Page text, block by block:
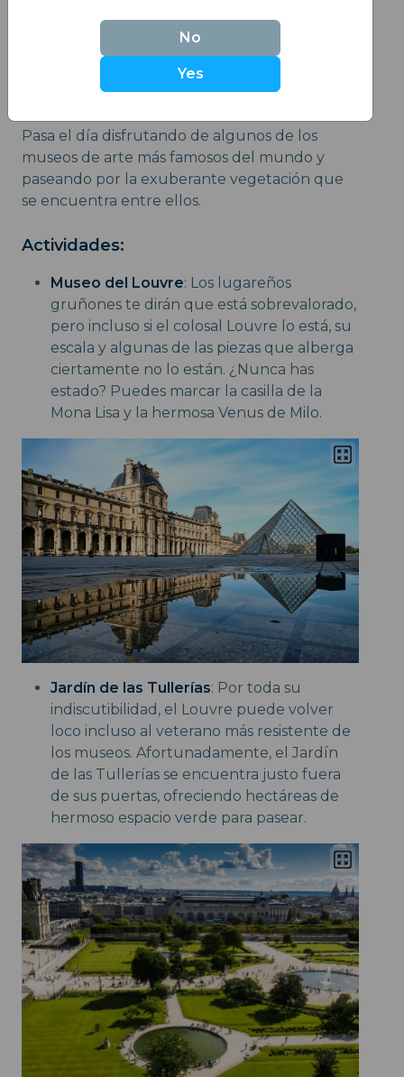
ubicación central para los lugares de interés
del día y hermosos paseos nocturnos.
Día 3: París
Pasa el día disfrutando de algunos de los
museos de arte más famosos del mundo y
paseando por la exuberante vegetación que
se encuentra entre ellos.
Actividades:
Museo del Louvre: Los lugareños
gruñones te dirán que está sobrevalorado,
pero incluso si el colosal Louvre lo está, su
escala y algunas de las piezas que alberga
ciertamente no lo están. ¿Nunca has
estado? Puedes marcar la casilla de la
Mona Lisa y la hermosa Venus de Milo.
Jardín de las Tullerías: Por toda su
indiscutibilidad, el Louvre puede volver
loco incluso al veterano más resistente de
los museos. Afortunadamente, el Jardín
de las Tullerías se encuentra justo fuera
de sus puertas, ofreciendo hectáreas de
hermoso espacio verde para pasear.
No
Yes